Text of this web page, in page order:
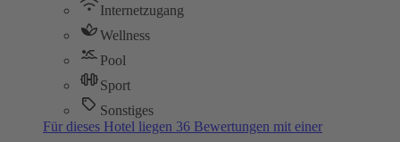
Internetzugang
Wellness
Pool
Sport
Sonstiges
Für dieses Hotel liegen 36 Bewertungen mit einer